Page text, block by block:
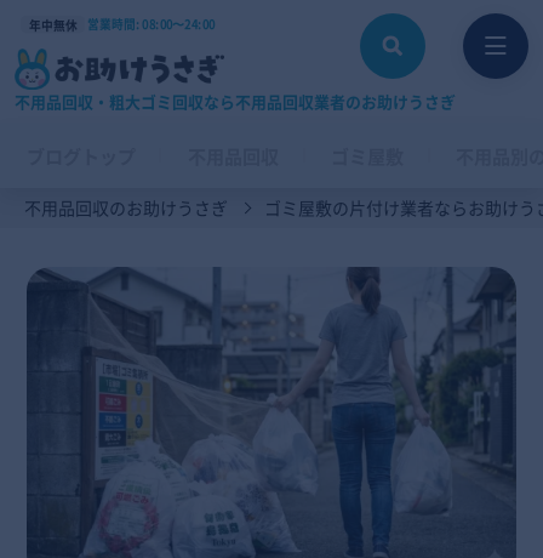
年中無休 営業時間: 08:00〜24:00
不用品回収・粗大ゴミ回収なら不用品回収業者のお助けうさぎ
不用品回収のお助けうさぎ ゴミ屋敷の片付け業者ならお助けう